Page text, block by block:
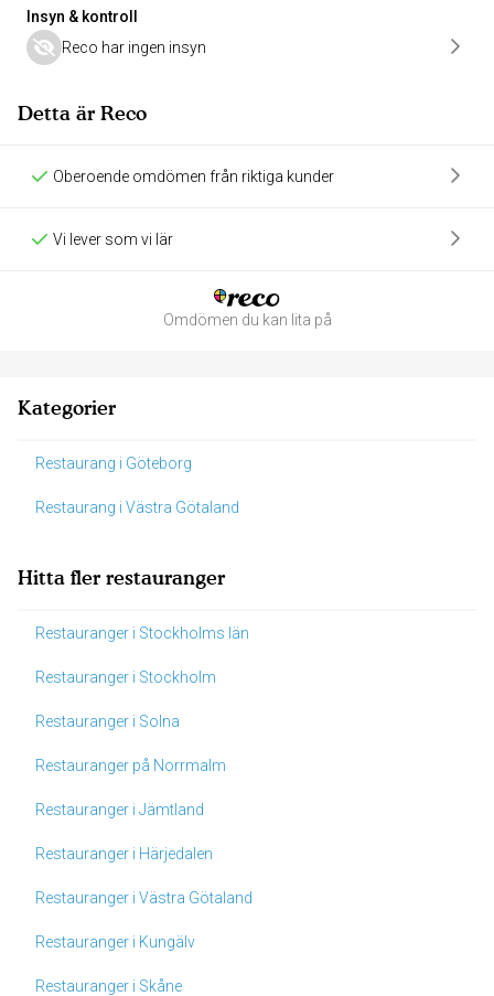
Insyn & kontroll
Reco har ingen insyn
Detta är Reco
Oberoende omdömen från riktiga kunder
Vi lever som vi lär
Omdömen du kan lita på
Kategorier
Restaurang i Göteborg
Restaurang i Västra Götaland
Hitta fler restauranger
Restauranger i Stockholms län
Restauranger i Stockholm
Restauranger i Solna
Restauranger på Norrmalm
Restauranger i Jämtland
Restauranger i Härjedalen
Restauranger i Västra Götaland
Restauranger i Kungälv
Restauranger i Skåne